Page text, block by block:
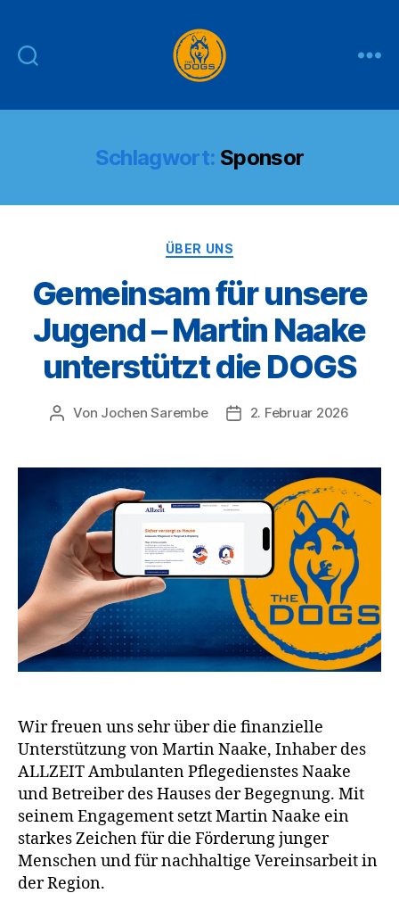
DOGS
Schlagwort: Sponsor
Kategorien
ÜBER UNS
Gemeinsam für unsere
Jugend – Martin Naake
unterstützt die DOGS
Beitragsautor
Von Jochen Sarembe Veröffentlichungsdatum
2. Februar 2026
Wir freuen uns sehr über die finanzielle
Unterstützung von Martin Naake, Inhaber des
ALLZEIT Ambulanten Pflegedienstes Naake
und Betreiber des Hauses der Begegnung. Mit
seinem Engagement setzt Martin Naake ein
starkes Zeichen für die Förderung junger
Menschen und für nachhaltige Vereinsarbeit in
der Region.